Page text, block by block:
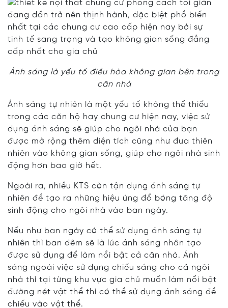
Ánh sáng là yếu tố điều hòa không gian bên trong
căn nhà
Ánh sáng tự nhiên là một yếu tố không thể thiếu
trong các căn hộ hay chung cư hiện nay, việc sử
dụng ánh sáng sẽ giúp cho ngôi nhà của bạn
được mở rộng thêm diện tích cũng như đưa thiên
nhiên vào không gian sống, giúp cho ngôi nhà sinh
động hơn bao giờ hết.
Ngoài ra, nhiều KTS còn tận dụng ánh sáng tự
nhiên để tạo ra những hiệu ứng đổ bóng tăng độ
sinh động cho ngôi nhà vào ban ngày.
Nếu như ban ngày có thể sử dụng ánh sáng tự
nhiên thì ban đêm sẽ là lúc ánh sáng nhân tạo
được sử dụng để làm nổi bật cả căn nhà. Ánh
sáng ngoài việc sử dụng chiếu sáng cho cả ngôi
nhà thì tại từng khu vực gia chủ muốn làm nổi bật
đường nét vật thể thì có thể sử dụng ánh sáng để
chiếu vào vật thể.